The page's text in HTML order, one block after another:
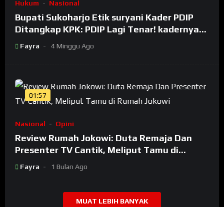
Hukum Nasional
Bupati Sukoharjo Etik suryani Kader PDIP
Ditangkap KPK: PDIP Lagi Tenar! kadernya
Banyak Jadi Maling
Fayra 4 Minggu Ago
01:57
Nasional Opini
Review Rumah Jokowi: Duta Remaja Dan
Presenter TV Cantik, Meliput Tamu di
Rumah Jokowi
Fayra 1 Bulan Ago
MUAT LEBIH BANYAK